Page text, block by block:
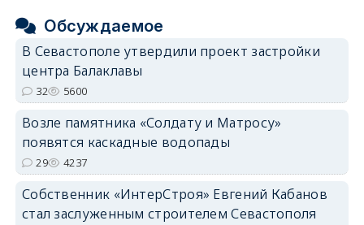
Обсуждаемое
В Севастополе утвердили проект застройки
центра Балаклавы
32 5600
Возле памятника «Солдату и Матросу»
появятся каскадные водопады
29 4237
Собственник «ИнтерСтроя» Евгений Кабанов
стал заслуженным строителем Севастополя